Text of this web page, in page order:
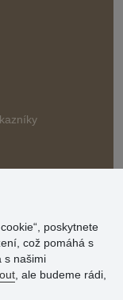
poskytnete
což pomáhá s
s našimi
, ale budeme rádi,